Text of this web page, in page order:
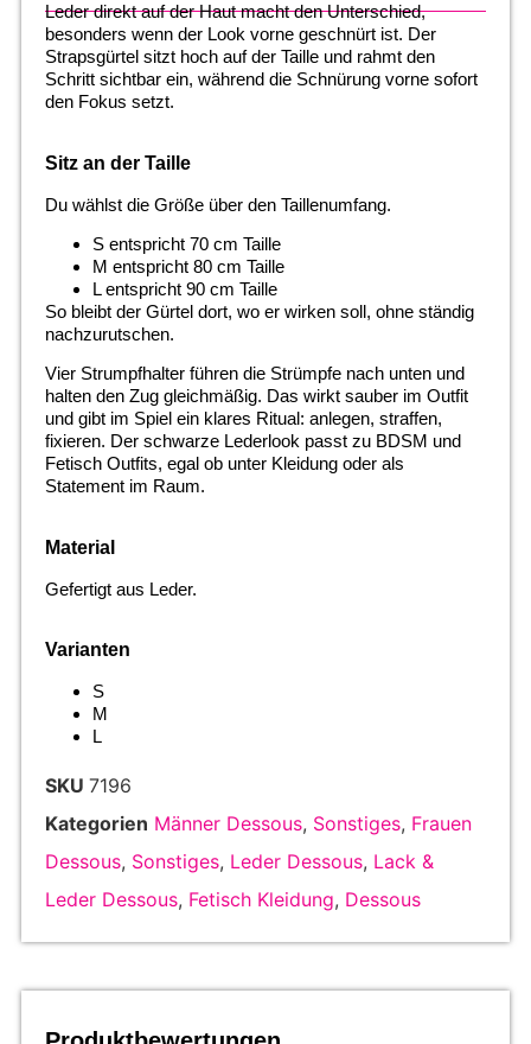
Leder direkt auf der Haut macht den Unterschied,
besonders wenn der Look vorne geschnürt ist. Der
Strapsgürtel sitzt hoch auf der Taille und rahmt den
Schritt sichtbar ein, während die Schnürung vorne sofort
den Fokus setzt.
Sitz an der Taille
Du wählst die Größe über den Taillenumfang.
S entspricht 70 cm Taille
M entspricht 80 cm Taille
L entspricht 90 cm Taille
So bleibt der Gürtel dort, wo er wirken soll, ohne ständig
nachzurutschen.
Vier Strumpfhalter führen die Strümpfe nach unten und
halten den Zug gleichmäßig. Das wirkt sauber im Outfit
und gibt im Spiel ein klares Ritual: anlegen, straffen,
fixieren. Der schwarze Lederlook passt zu BDSM und
Fetisch Outfits, egal ob unter Kleidung oder als
Statement im Raum.
Material
Gefertigt aus Leder.
Varianten
S
M
L
SKU 7196
Kategorien Männer Dessous, Sonstiges, Frauen
Dessous, Sonstiges, Leder Dessous, Lack &
Leder Dessous, Fetisch Kleidung, Dessous